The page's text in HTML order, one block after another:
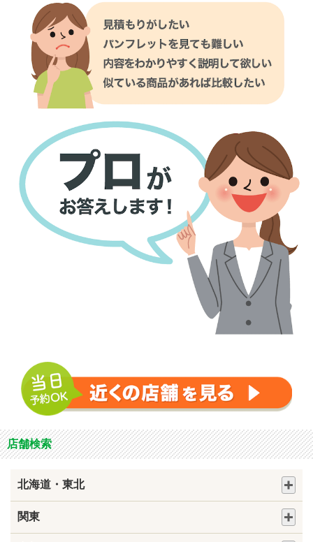
店舗検索
北海道・東北
関東